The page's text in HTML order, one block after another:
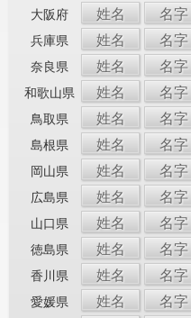
大阪府 姓名 名字
兵庫県 姓名 名字
奈良県 姓名 名字
和歌山県 姓名 名字
鳥取県 姓名 名字
島根県 姓名 名字
岡山県 姓名 名字
広島県 姓名 名字
山口県 姓名 名字
徳島県 姓名 名字
香川県 姓名 名字
愛媛県 姓名 名字